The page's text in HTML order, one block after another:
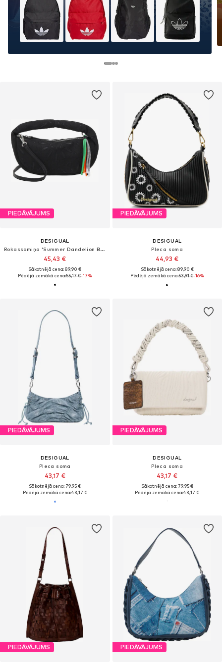
PIEDĀVĀJUMS
DESIGUAL
Rokassomiņa 'Summer Dandelion Bang'
45,43 €
Sākotnējā cena: 89,90 €
Pēdējā zemākā cena:55,17 €-17%
PIEDĀVĀJUMS
DESIGUAL
Pleca soma
44,93 €
Sākotnējā cena: 89,90 €
Pēdējā zemākā cena:53,91 €-16%
PIEDĀVĀJUMS
DESIGUAL
Pleca soma
43,17 €
Sākotnējā cena: 79,95 €
Pēdējā zemākā cena:43,17 €
PIEDĀVĀJUMS
DESIGUAL
Pleca soma
43,17 €
Sākotnējā cena: 79,95 €
Pēdējā zemākā cena:43,17 €
PIEDĀVĀJUMS PIEDĀVĀJUMS